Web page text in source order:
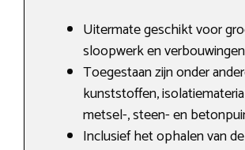
Uitermate geschikt voor
sloopwerk en
Toegestaan zijn onder
kunststoffen,
metsel-, steen- en
Inclusief het ophalen van